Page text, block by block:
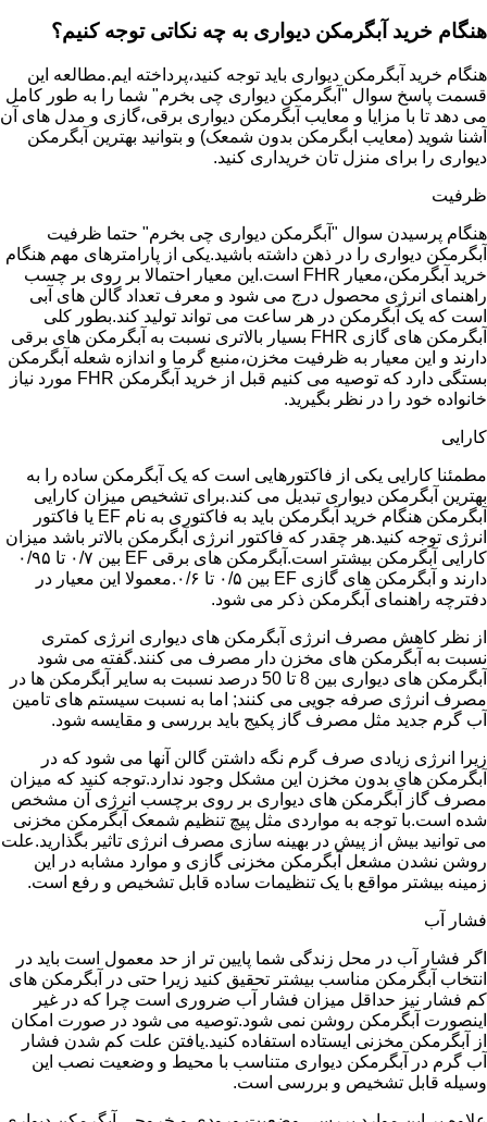
هنگام خرید آبگرمکن دیواری به چه نکاتی توجه کنیم؟
هنگام خرید آبگرمکن دیواری باید توجه کنید،پرداخته ایم.مطالعه این
قسمت پاسخ سوال "آبگرمکن دیواری چی بخرم" شما را به طور کامل
می دهد تا با مزایا و معایب آبگرمکن دیواری برقی،گازی و مدل های آن
آشنا شوید (معایب ابگرمکن بدون شمعک) و بتوانید بهترین آبگرمکن
دیواری را برای منزل تان خریداری کنید.
ظرفیت
هنگام پرسیدن سوال "آبگرمکن دیواری چی بخرم" حتما ظرفیت
آبگرمکن دیواری را در ذهن داشته باشید.یکی از پارامترهای مهم هنگام
خرید آبگرمکن،معیار FHR است.این معیار احتمالا بر روی بر چسب
راهنمای انرژی محصول درج می شود و معرف تعداد گالن های آبی
است که یک آبگرمکن در هر ساعت می تواند تولید کند.بطور کلی
آبگرمکن های گازی FHR بسیار بالاتری نسبت به آبگرمکن های برقی
دارند و این معیار به ظرفیت مخزن،منبع گرما و اندازه شعله آبگرمکن
بستگی دارد که توصیه می کنیم قبل از خرید آبگرمکن FHR مورد نیاز
خانواده خود را در نظر بگیرید.
کارایی
مطمئنا کارایی یکی از فاکتورهایی است که یک آبگرمکن ساده را به
بهترین آبگرمکن دیواری تبدیل می کند.برای تشخیص میزان کارایی
آبگرمکن هنگام خرید آبگرمکن باید به فاکتوری به نام EF یا فاکتور
انرژی توجه کنید.هر چقدر که فاکتور انرژی آبگرمکن بالاتر باشد میزان
کارایی آبگرمکن بیشتر است.آبگرمکن های برقی EF بین ۰/۷ تا ۰/۹۵
دارند و آبگرمکن های گازی EF بین ۰/۵ تا ۰/۶.معمولا این معیار در
دفترچه راهنمای آبگرمکن ذکر می شود.
از نظر کاهش مصرف انرژی آبگرمکن های دیواری انرژی کمتری
نسبت به آبگرمکن های مخزن دار مصرف می کنند.گفته می شود
آبگرمکن های دیواری بین 8 تا 50 درصد نسبت به سایر آبگرمکن ها در
مصرف انرژی صرفه جویی می کنند; اما به نسبت سیستم های تامین
آب گرم جدید مثل مصرف گاز پکیج باید بررسی و مقایسه شود.
زیرا انرژی زیادی صرف گرم نگه داشتن گالن آنها می شود که در
آبگرمکن های بدون مخزن این مشکل وجود ندارد.توجه کنید که میزان
مصرف گاز آبگرمکن های دیواری بر روی برچسب انرژی آن مشخص
شده است.با توجه به مواردی مثل پیچ تنظیم شمعک آبگرمکن مخزنی
می توانید بیش از پیش در بهینه سازی مصرف انرژی تاثیر بگذارید.علت
روشن نشدن مشعل آبگرمکن مخزنی گازی و موارد مشابه در این
زمینه بیشتر مواقع با یک تنظیمات ساده قابل تشخیص و رفع است.
فشار آب
اگر فشار آب در محل زندگی شما پایین تر از حد معمول است باید در
انتخاب آبگرمکن مناسب بیشتر تحقیق کنید زیرا حتی در آبگرمکن های
کم فشار نیز حداقل میزان فشار آب ضروری است چرا که در غیر
اینصورت آبگرمکن روشن نمی شود.توصیه می شود در صورت امکان
از آبگرمکن مخزنی ایستاده استفاده کنید.یافتن علت کم شدن فشار
آب گرم در آبگرمکن دیواری متناسب با محیط و وضعیت نصب این
وسیله قابل تشخیص و بررسی است.